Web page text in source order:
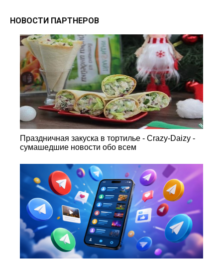
НОВОСТИ ПАРТНЕРОВ
Праздничная закуска в тортилье - Crazy-Daizy -
сумашедшие новости обо всем